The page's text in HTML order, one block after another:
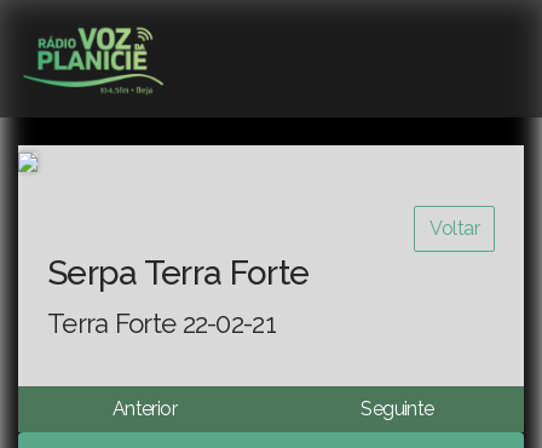
Voltar
Serpa Terra Forte
Terra Forte 22-02-21
Anterior Seguinte